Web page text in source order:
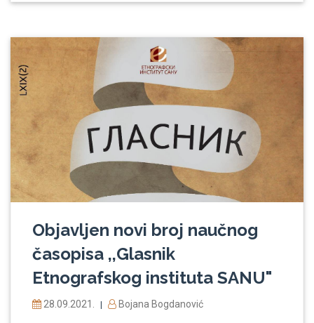
Objavljen novi broj naučnog
časopisa ,,Glasnik
Etnografskog instituta SANU"
28.09.2021. Bojana Bogdanović